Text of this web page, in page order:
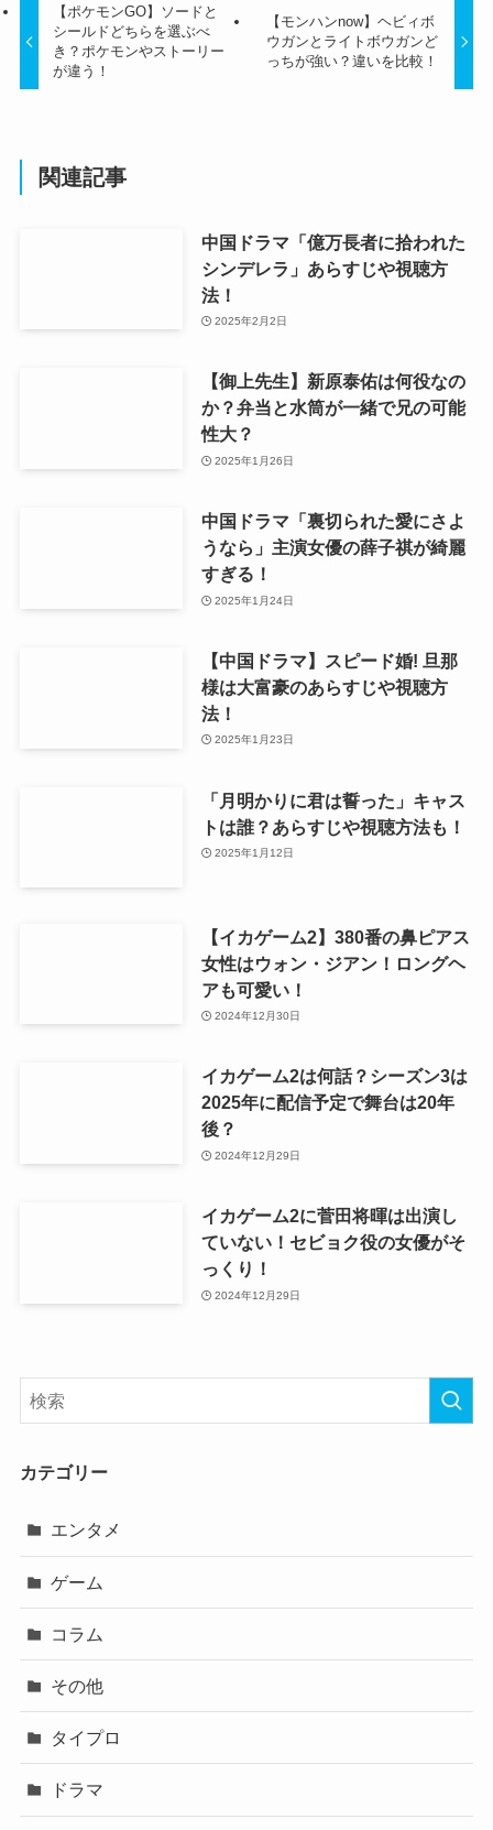
【ポケモンGO】ソードと
シールドどちらを選ぶべ
き？ポケモンやストーリー
が違う！
【モンハンnow】ヘビィボ
ウガンとライトボウガンど
っちが強い？違いを比較！
関連記事
中国ドラマ「億万長者に拾われた
シンデレラ」あらすじや視聴方
法！
2025年2月2日
【御上先生】新原泰佑は何役なの
か？弁当と水筒が一緒で兄の可能
性大？
2025年1月26日
中国ドラマ「裏切られた愛にさよ
うなら」主演女優の薛子祺が綺麗
すぎる！
2025年1月24日
【中国ドラマ】スピード婚! 旦那
様は大富豪のあらすじや視聴方
法！
2025年1月23日
「月明かりに君は誓った」キャス
トは誰？あらすじや視聴方法も！
2025年1月12日
【イカゲーム2】380番の鼻ピアス
女性はウォン・ジアン！ロングヘ
アも可愛い！
2024年12月30日
イカゲーム2は何話？シーズン3は
2025年に配信予定で舞台は20年
後？
2024年12月29日
イカゲーム2に菅田将暉は出演し
ていない！セビョク役の女優がそ
っくり！
2024年12月29日
カテゴリー
エンタメ
ゲーム
コラム
その他
タイプロ
ドラマ